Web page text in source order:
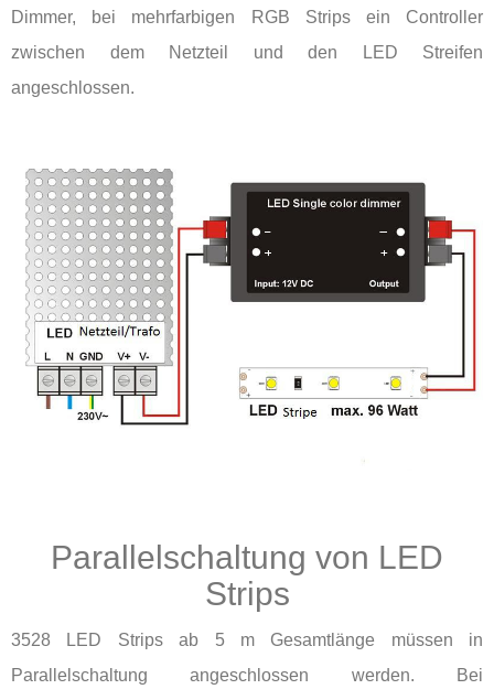
Dimmer, bei mehrfarbigen RGB Strips ein Controller
zwischen dem Netzteil und den LED Streifen
angeschlossen.
Parallelschaltung von LED
Strips
3528 LED Strips ab 5 m Gesamtlänge müssen in
Parallelschaltung angeschlossen werden. Bei